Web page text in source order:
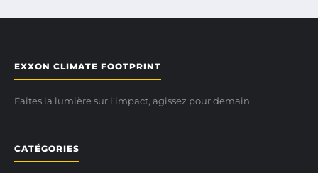
EXXON CLIMATE FOOTPRINT
Faites la lumière sur l'impact, agissez pour demain
CATÉGORIES